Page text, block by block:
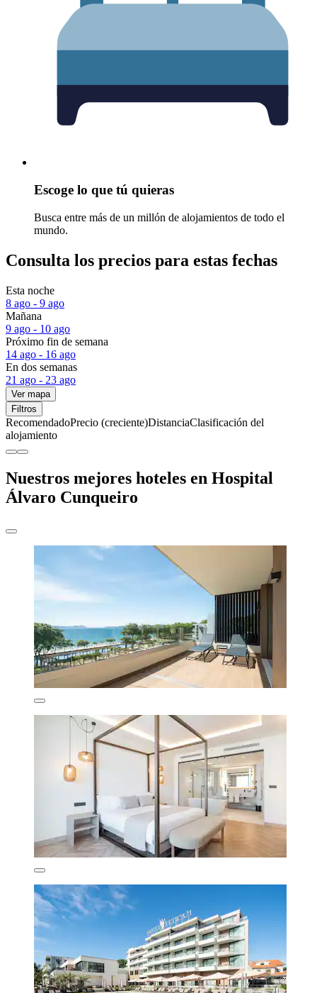
Escoge lo que tú quieras
Busca entre más de un millón de alojamientos de todo el
mundo.
Consulta los precios para estas fechas
Esta noche
8 ago - 9 ago
Mañana
9 ago - 10 ago
Próximo fin de semana
14 ago - 16 ago
En dos semanas
21 ago - 23 ago
Ver mapa
Filtros
RecomendadoPrecio (creciente)DistanciaClasificación del
alojamiento
Nuestros mejores hoteles en Hospital
Álvaro Cunqueiro